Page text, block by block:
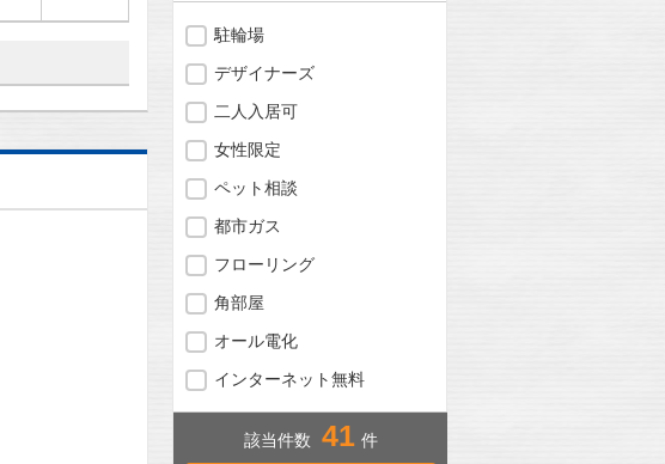
駐輪場
デザイナーズ
二人入居可
女性限定
ペット相談
都市ガス
フローリング
角部屋
オール電化
インターネット無料
該当件数 41 件